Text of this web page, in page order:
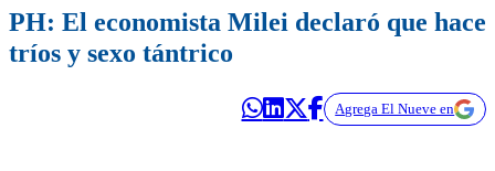
PH: El economista Milei declaró que hace
tríos y sexo tántrico
Agrega El Nueve en